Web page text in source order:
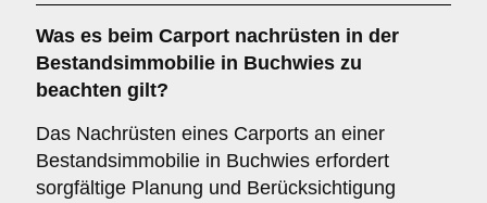
Was es beim Carport nachrüsten in der
Bestandsimmobilie in Buchwies zu
beachten gilt?
Das Nachrüsten eines Carports an einer
Bestandsimmobilie in Buchwies erfordert
sorgfältige Planung und Berücksichtigung